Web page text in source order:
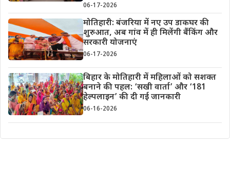
06-17-2026
मोतिहारी: बंजरिया में नए उप डाकघर की
शुरुआत, अब गांव में ही मिलेंगी बैंकिंग और
सरकारी योजनाएं
06-17-2026
बिहार के मोतिहारी में महिलाओं को सशक्त
बनाने की पहल: ‘सखी वार्ता’ और ‘181
हेल्पलाइन’ की दी गई जानकारी
06-16-2026